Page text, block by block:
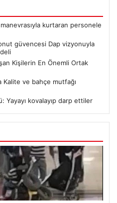
kurtaran personele
güvencesi Dap vizyonuyla
Kişilerin En Önemli Ortak
Kalite ve bahçe mutfağı
Yayayı kovalayıp darp ettiler